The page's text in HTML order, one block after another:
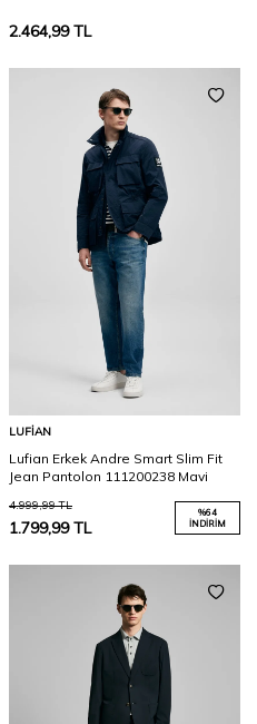
2.464,99TL
LUFIAN
Lufian Erkek Andre Smart Slim Fit
Jean Pantolon 111200238 Mavi
4.999,99TL
1.799,99TL
%64
İNDIRIM